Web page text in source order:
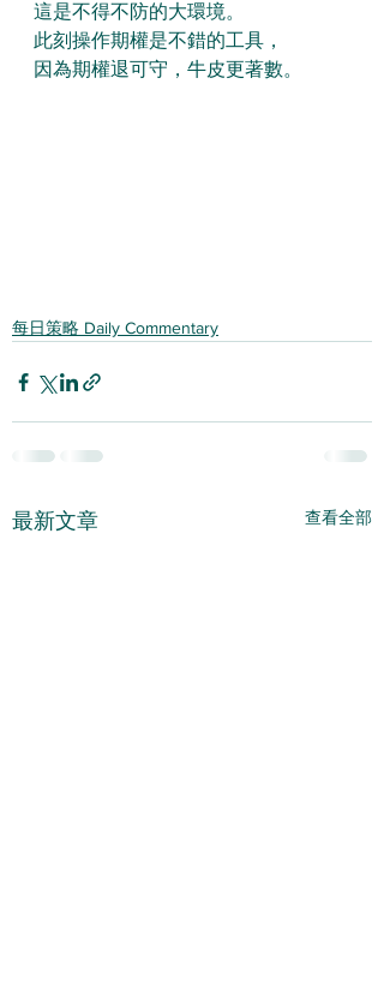
這是不得不防的大環境。
此刻操作期權是不錯的工具，
因為期權退可守，牛皮更著數。
每日策略 Daily Commentary
最新文章 查看全部